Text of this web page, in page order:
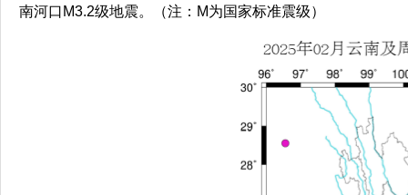
南河口M3.2级地震。（注：M为国家标准震级）